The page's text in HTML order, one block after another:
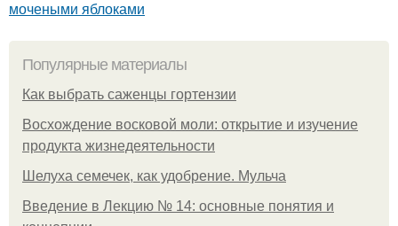
мочеными яблоками
Популярные материалы
Как выбрать саженцы гортензии
Восхождение восковой моли: открытие и изучение
продукта жизнедеятельности
Шелуха семечек, как удобрение. Мульча
Введение в Лекцию № 14: основные понятия и